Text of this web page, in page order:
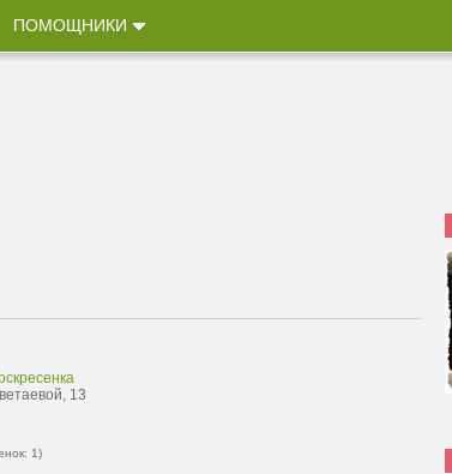
ПОМОЩНИКИ
13
1)